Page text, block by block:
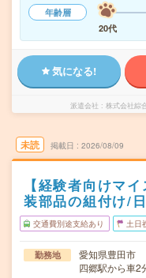
年齢層
20代
気になる!
派遣会社 株式会社綜
未読 掲載日 2026/08/09
【経験者向けマ
装部品の組付け/
交通費別途支給あり 土日
勤務地
愛知県豊田市
四郷駅から車2